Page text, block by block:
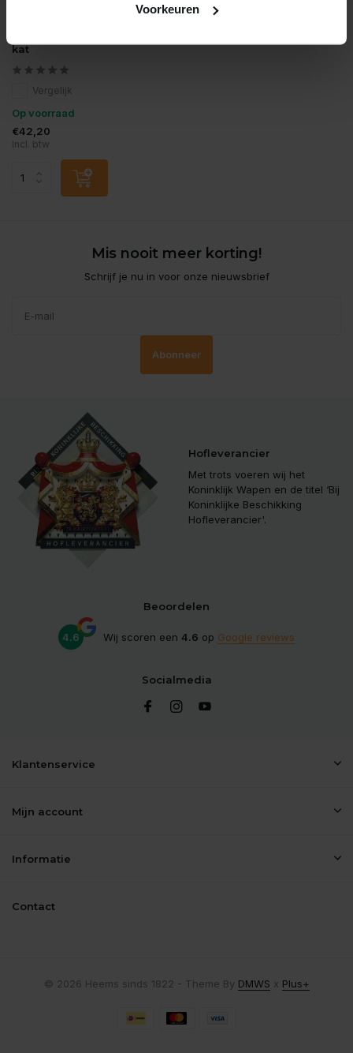
Voorkeuren
kat
Vergelijk
Op voorraad
€42,20
Incl. btw
Mis nooit meer korting!
Schrijf je nu in voor onze nieuwsbrief
Abonneer
Hofleverancier
Met trots voeren wij het
Koninklijk Wapen en de titel ‘Bij
Koninklijke Beschikking
Hofleverancier'.
Beoordelen
4.6 Wij scoren een 4.6 op Google reviews
Socialmedia
Klantenservice
Mijn account
Informatie
Contact
© 2026 Heems sinds 1822 - Theme By DMWS x Plus+